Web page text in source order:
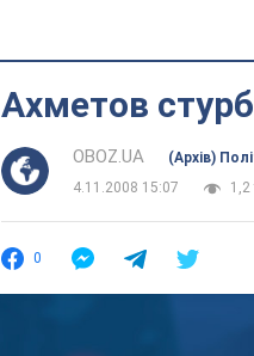
Ахметов
OBOZ.UA
(Архів)
4.11.2008 15:07
1,2
0